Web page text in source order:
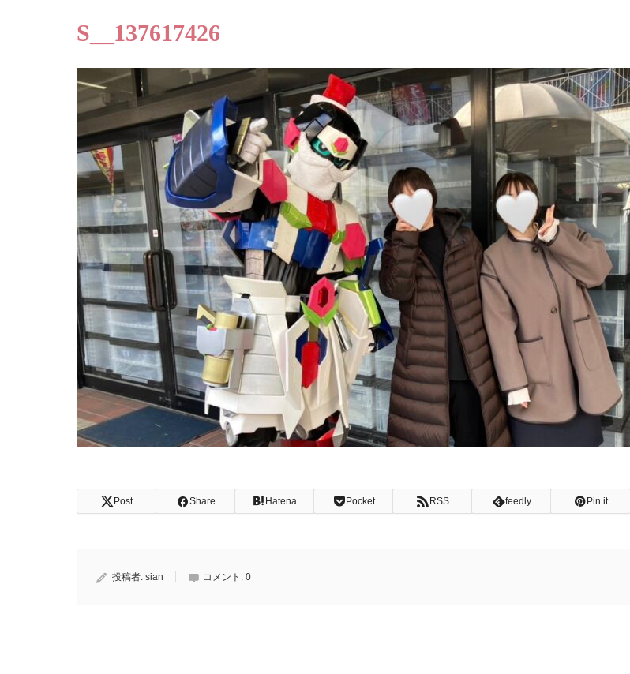
S__137617426
Post Share Hatena Pocket RSS feedly Pin it
投稿者: sian コメント: 0